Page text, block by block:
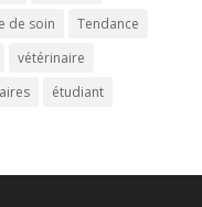
de soin
Tendance
vétérinaire
étudiant